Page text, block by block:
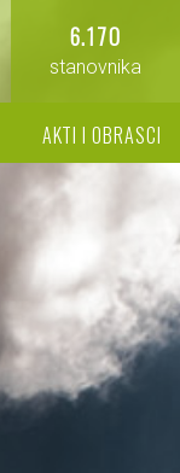
6.170
stanovnika
AKTI I OBRASCI